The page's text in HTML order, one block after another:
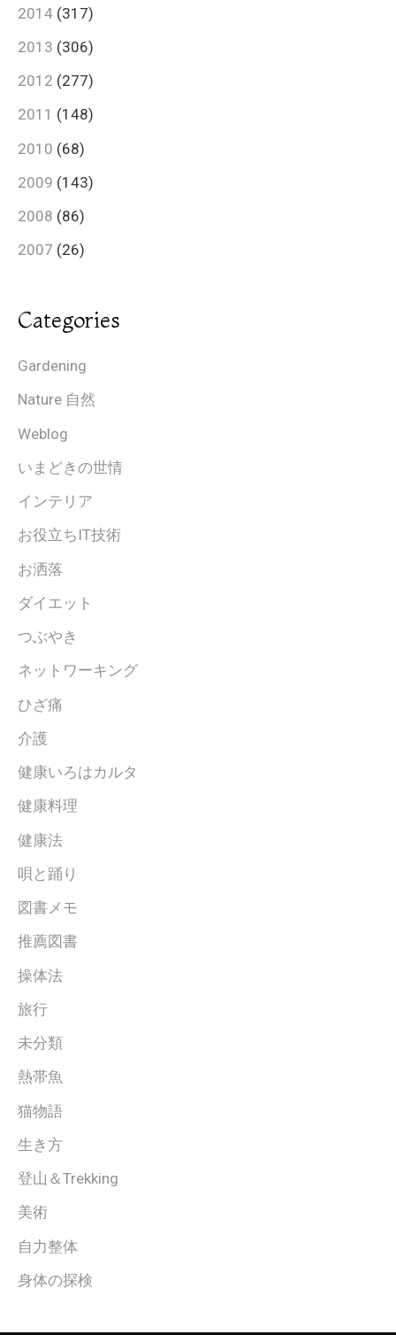
2014 (317)
2013 (306)
2012 (277)
2011 (148)
2010 (68)
2009 (143)
2008 (86)
2007 (26)
Categories
Gardening
Nature 自然
Weblog
いまどきの世情
インテリア
お役立ちIT技術
お洒落
ダイエット
つぶやき
ネットワーキング
ひざ痛
介護
健康いろはカルタ
健康料理
健康法
唄と踊り
図書メモ
推薦図書
操体法
旅行
未分類
熱帯魚
猫物語
生き方
登山＆Trekking
美術
自力整体
身体の探検